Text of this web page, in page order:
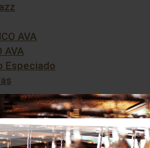
AVA
AVA
Especiado